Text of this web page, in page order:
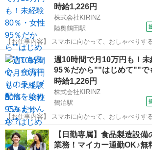
時給1,226円
株式会社KIRINZ
陸奥鶴田駅
【お仕事内容】 スマホに向かって、おしゃべりす
（17LIVE／Pococha／IRIAM など）でライブ配信
——————————— 配信内容はぜんぶ自由
——————————— ・今日...
青森 北津軽郡 陸奥鶴田駅 イベントス
週10時間で月10万円も！
95％だから""はじめて""
時給1,226円
株式会社KIRINZ
鶴泊駅
【お仕事内容】 スマホに向かって、おしゃべりす
（17LIVE／Pococha／IRIAM など）でライブ配信
——————————— 配信内容はぜんぶ自由
——————————— ・今日...
青森 北津軽郡 鶴泊駅 イベントスタッフ
【日勤専属】食品製造設
業務！マイカー通勤OK♪